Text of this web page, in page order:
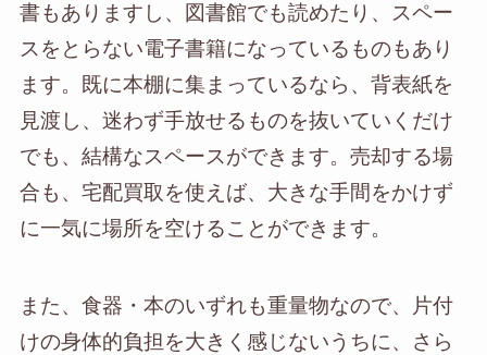
書もありますし、図書館でも読めたり、スペー
スをとらない電子書籍になっているものもあり
ます。既に本棚に集まっているなら、背表紙を
見渡し、迷わず手放せるものを抜いていくだけ
でも、結構なスペースができます。売却する場
合も、宅配買取を使えば、大きな手間をかけず
に一気に場所を空けることができます。
また、食器・本のいずれも重量物なので、片付
けの身体的負担を大きく感じないうちに、さら